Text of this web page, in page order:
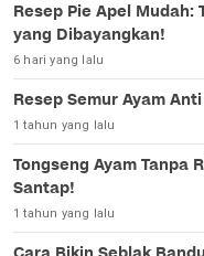
Resep Pie Apel
yang Dibayangkan!
6 hari yang lalu
Resep Semur Ayam
1 tahun yang lalu
Tongseng Ayam Tanpa
Santap!
1 tahun yang lalu